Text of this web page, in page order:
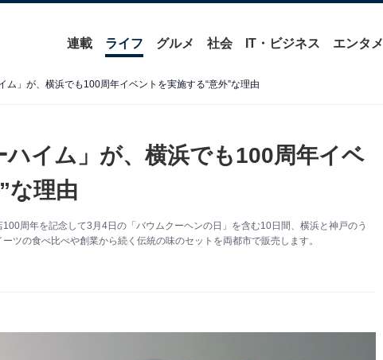
連載 ライフ グルメ 社会 IT・ビジネス エンタメ
ム」が、横浜でも100周年イベントを実施する“意外”な理由
イム」が、横浜でも100周年イベ
な理由
周年を記念して3月4日の「バウムクーヘンの日」を含む10日間、横浜と神戸のう
ツの食べ比べや創業から続く伝統の味のセットを両都市で販売します。